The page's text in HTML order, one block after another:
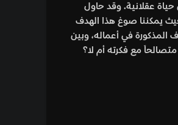
عقلانية. وقد حاول
يمكننا صوغ هذا الهدف
المذكورة في أعماله، وبين
مع فكرته أم لا؟